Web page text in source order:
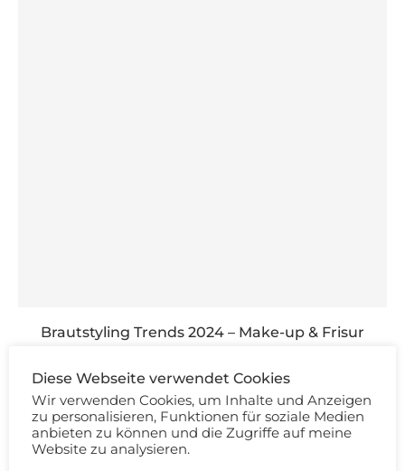
Brautstyling Trends 2024 – Make-up & Frisur
KOMMENTIEREN
Diese Webseite verwendet Cookies
Wir verwenden Cookies, um Inhalte und Anzeigen
zu personalisieren, Funktionen für soziale Medien
anbieten zu können und die Zugriffe auf meine
Website zu analysieren.